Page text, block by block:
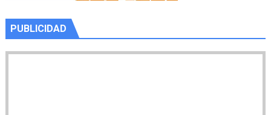
PUBLICIDAD